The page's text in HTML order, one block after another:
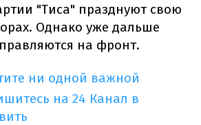
"Тиса" празднуют свою
Однако уже дальше
на фронт.
ни одной важной
на 24 Канал в